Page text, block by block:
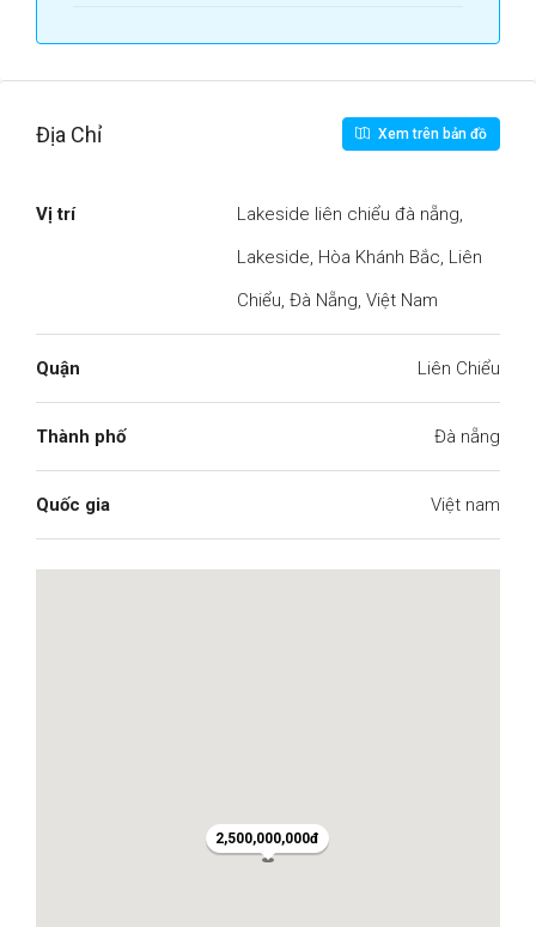
Địa Chỉ Xem trên bản đồ
Vị trí
Lakeside liên chiểu đà nẵng,
Lakeside, Hòa Khánh Bắc, Liên
Chiểu, Đà Nẵng, Việt Nam
Quận Liên Chiểu
Thành phố Đà nẵng
Quốc gia Việt nam
2,500,000,000đ